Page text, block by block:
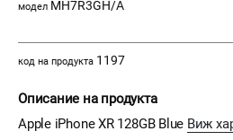
модел MH7R3GH/A
код на продукта 1197
Описание на продукта
Apple iPhone XR 128GB Blue Виж